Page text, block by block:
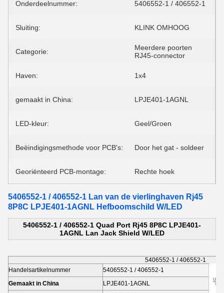
Onderdeelnummer: 5406552-1 / 406552-1
Sluiting: KLINK OMHOOG
Categorie:
Meerdere poorten
RJ45-connector
Haven: 1x4
gemaakt in China: LPJE401-1AGNL
LED-kleur: Geel/Groen
Beëindigingsmethode voor PCB's: Door het gat - soldeer
Georiënteerd PCB-montage: Rechte hoek
5406552-1 / 406552-1 Lan van de vierlinghaven Rj45
8P8C LPJE401-1AGNL Hefboomschild W/LED
5406552-1 / 406552-1 Quad Port Rj45 8P8C LPJE401-
1AGNL Lan Jack Shield W/LED
5406552-1 / 406552-1
Handelsartikelnummer
5406552-1 / 406552-1
Gemaakt in China
LPJE401-1AGNL